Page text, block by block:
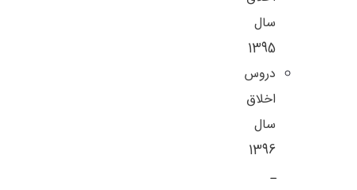
سال
1395
دروس
اخلاق
سال
1396
ـ